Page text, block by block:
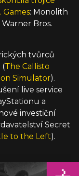
: Monolith
Bros.
tvůrců
(The Callisto
Simulator).
live service
a
investiční
Secret
to the Left).